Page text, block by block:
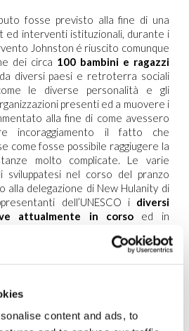
content and ads, to
fosse previsto alla fine di una
ed interventi istituzionali, durante i
Johnston é riuscito comunque
dei circa 100 bambini e ragazzi
diversi paesi e retroterra sociali
le diverse personalità e gli
presenti ed a muovere i
alla fine di come avessero
incoraggiamento il fatto che
come fosse possibile raggiugere la
molto complicate. Le varie
sviluppatesi nel corso del pranzo
alla delegazione di New Hulanity di
dell’UNESCO i diversi
attualmente in corso ed in
orientale (educare le persone
Back to Africa –